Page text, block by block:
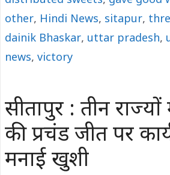
other, Hindi News, sitapur,
dainik Bhaskar, uttar pradesh,
news, victory
सीतापुर : तीन
की प्रचंड जीत पर
मनाई खुशी